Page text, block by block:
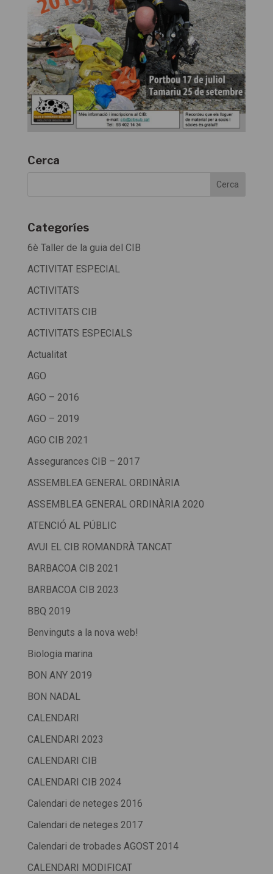
Cerca
Categoríes
6è Taller de la guia del CIB
ACTIVITAT ESPECIAL
ACTIVITATS
ACTIVITATS CIB
ACTIVITATS ESPECIALS
Actualitat
AGO
AGO – 2016
AGO – 2019
AGO CIB 2021
Assegurances CIB – 2017
ASSEMBLEA GENERAL ORDINÀRIA
ASSEMBLEA GENERAL ORDINÀRIA 2020
ATENCIÓ AL PÚBLIC
AVUI EL CIB ROMANDRÀ TANCAT
BARBACOA CIB 2021
BARBACOA CIB 2023
BBQ 2019
Benvinguts a la nova web!
Biologia marina
BON ANY 2019
BON NADAL
CALENDARI
CALENDARI 2023
CALENDARI CIB
CALENDARI CIB 2024
Calendari de neteges 2016
Calendari de neteges 2017
Calendari de trobades AGOST 2014
CALENDARI MODIFICAT